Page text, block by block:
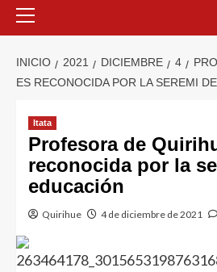
INICIO 2021 DICIEMBRE 4
ES RECONOCIDA POR LA SEREMI
Itata
Profesora de
reconocida por la
educación
Quirihue 4 de diciembre de 2021